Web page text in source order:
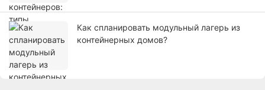
Как спланировать модульный лагерь из
контейнерных домов?